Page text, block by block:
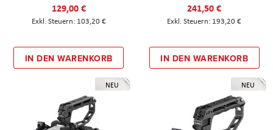
129,00 €
103,20 €
IN DEN WARENKORB
241,50 €
193,20 €
IN DEN WARENKORB
NEU NEU